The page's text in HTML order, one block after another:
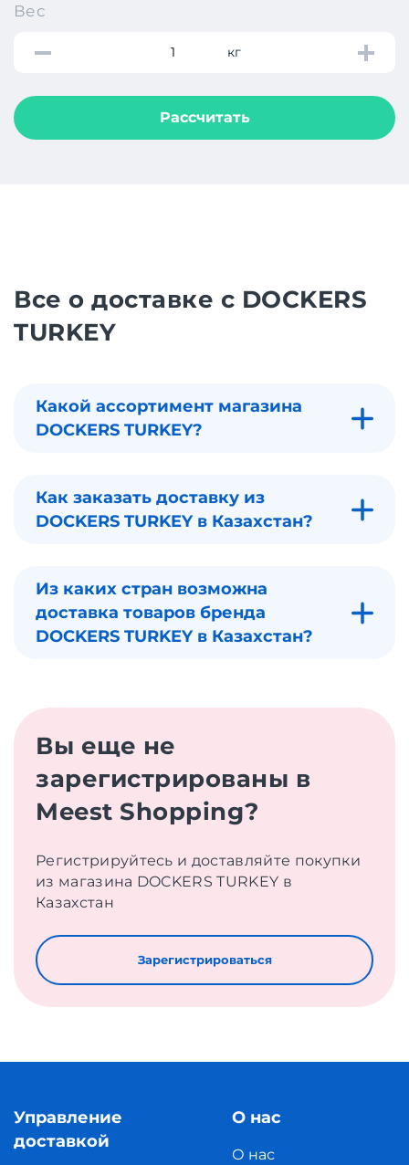
Вес
кг
Рассчитать
Все о доставке с DOCKERS
TURKEY
Какой ассортимент магазина
DOCKERS TURKEY?
Как заказать доставку из
DOCKERS TURKEY в Казахстан?
Из каких стран возможна
доставка товаров бренда
DOCKERS TURKEY в Казахстан?
Вы еще не
зарегистрированы в
Meest Shopping?
Регистрируйтесь и доставляйте покупки
из магазина DOCKERS TURKEY в
Казахстан
Зарегистрироваться
Управление
доставкой
О нас
О нас